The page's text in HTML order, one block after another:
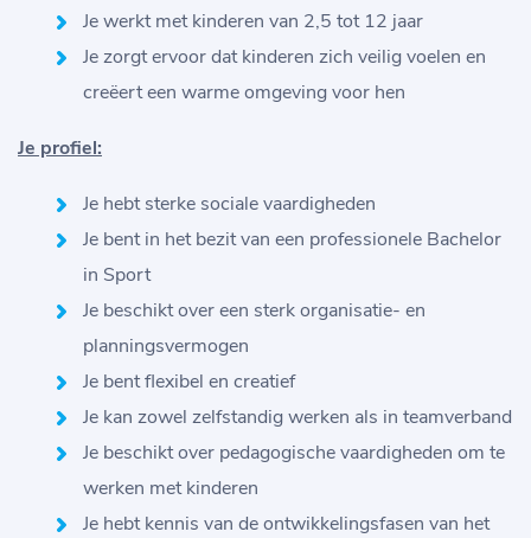
Je werkt met kinderen van 2,5 tot 12 jaar
Je zorgt ervoor dat kinderen zich veilig voelen en
creëert een warme omgeving voor hen
Je profiel:
Je hebt sterke sociale vaardigheden
Je bent in het bezit van een professionele Bachelor
in Sport
Je beschikt over een sterk organisatie- en
planningsvermogen
Je bent flexibel en creatief
Je kan zowel zelfstandig werken als in teamverband
Je beschikt over pedagogische vaardigheden om te
werken met kinderen
Je hebt kennis van de ontwikkelingsfasen van het